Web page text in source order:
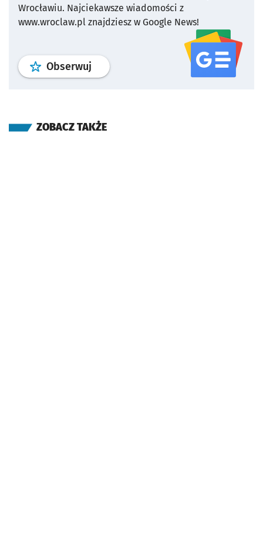
Wrocławiu. Najciekawsze wiadomości z
www.wroclaw.pl znajdziesz w Google News!
Obserwuj profil serwisu
ZOBACZ TAKŻE